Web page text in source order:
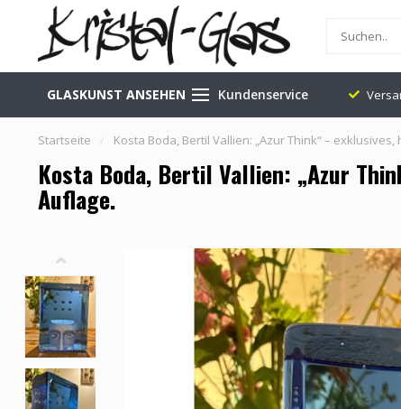
GLASKUNST ANSEHEN Kundenservice
0345-637599 Geschäft in Leerdam (NL)
Startseite / Kosta Boda, Bertil Vallien: „Azur Think“ –
Kosta Boda, Bertil Vallien: „Azur
Auflage.